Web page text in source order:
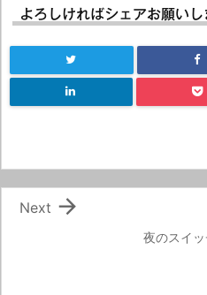
よろしければシェアお願いし
夜のスイ

Next